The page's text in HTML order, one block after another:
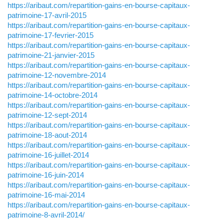
https://aribaut.com/repartition-gains-en-bourse-capitaux-
patrimoine-17-avril-2015
https://aribaut.com/repartition-gains-en-bourse-capitaux-
patrimoine-17-fevrier-2015
https://aribaut.com/repartition-gains-en-bourse-capitaux-
patrimoine-21-janvier-2015
https://aribaut.com/repartition-gains-en-bourse-capitaux-
patrimoine-12-novembre-2014
https://aribaut.com/repartition-gains-en-bourse-capitaux-
patrimoine-14-octobre-2014
https://aribaut.com/repartition-gains-en-bourse-capitaux-
patrimoine-12-sept-2014
https://aribaut.com/repartition-gains-en-bourse-capitaux-
patrimoine-18-aout-2014
https://aribaut.com/repartition-gains-en-bourse-capitaux-
patrimoine-16-juillet-2014
https://aribaut.com/repartition-gains-en-bourse-capitaux-
patrimoine-16-juin-2014
https://aribaut.com/repartition-gains-en-bourse-capitaux-
patrimoine-16-mai-2014
https://aribaut.com/repartition-gains-en-bourse-capitaux-
patrimoine-8-avril-2014/